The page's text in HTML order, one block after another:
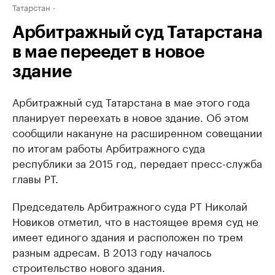
Татарстан
Арбитражный суд Татарстана
в мае переедет в новое
здание
Арбитражный суд Татарстана в мае этого года
планирует переехать в новое здание. Об этом
сообщили накануне на расширенном совещании
по итогам работы Арбитражного суда
республики за 2015 год, передает пресс-служба
главы РТ.
Председатель Арбитражного суда РТ Николай
Новиков отметил, что в настоящее время суд не
имеет единого здания и расположен по трем
разным адресам. В 2013 году началось
строительство нового здания.